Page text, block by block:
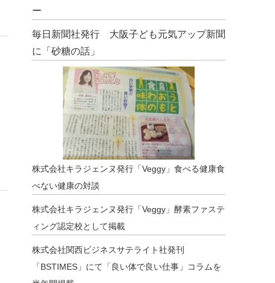
ー
毎日新聞社発行 大阪子ども元気アップ新聞
に「砂糖の話」
株式会社キラジェンヌ発行「Veggy」食べる健康食
べない健康の対談
株式会社キラジェンヌ発行「Veggy」酵素ファステ
ィング認定校として掲載
株式会社関西ビジネスサテライト社発刊
「BSTIMES」にて「良い体で良い仕事」コラムを